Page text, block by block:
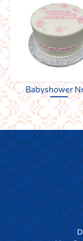
Babyshower